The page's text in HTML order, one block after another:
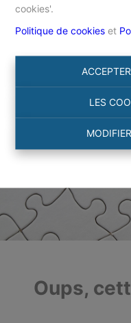
cookies'.
Politique de cookies et
LES
Oups,